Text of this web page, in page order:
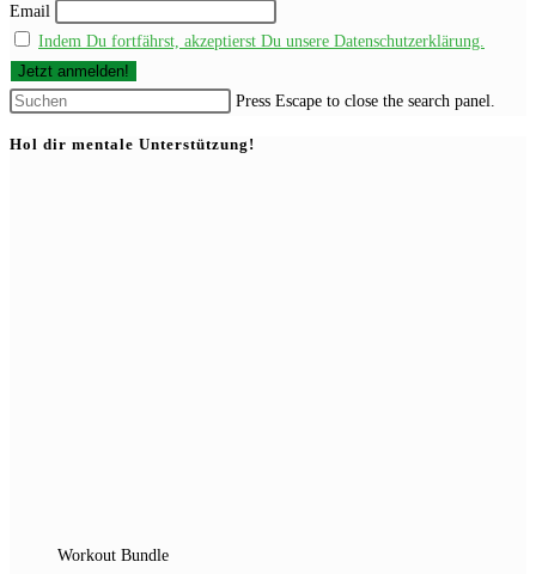
Email
Indem Du fortfährst, akzeptierst Du unsere Datenschutzerklärung.
Press Escape to close the search panel.
Hol dir mentale Unterstützung!
Workout Bundle